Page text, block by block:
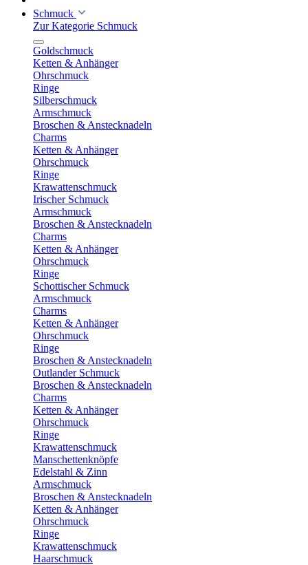
Schmuck
Zur Kategorie Schmuck
Goldschmuck
Ketten & Anhänger
Ohrschmuck
Ringe
Silberschmuck
Armschmuck
Broschen & Anstecknadeln
Charms
Ketten & Anhänger
Ohrschmuck
Ringe
Krawattenschmuck
Irischer Schmuck
Armschmuck
Broschen & Anstecknadeln
Charms
Ketten & Anhänger
Ohrschmuck
Ringe
Schottischer Schmuck
Armschmuck
Charms
Ketten & Anhänger
Ohrschmuck
Ringe
Broschen & Anstecknadeln
Outlander Schmuck
Broschen & Anstecknadeln
Charms
Ketten & Anhänger
Ohrschmuck
Ringe
Krawattenschmuck
Manschettenknöpfe
Edelstahl & Zinn
Armschmuck
Broschen & Anstecknadeln
Ketten & Anhänger
Ohrschmuck
Ringe
Krawattenschmuck
Haarschmuck